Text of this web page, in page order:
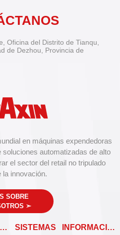
en máquinas expendedoras
soluciones automatizadas de alto
el sector del retail no tripulado
la innovación.
SOBRE
➣
MÁQUINAS EXPENDEDORAS SISTEMAS INFORMACIÓN
Oficina del Distrito de Tianqu,
de Dezhou, Provincia de